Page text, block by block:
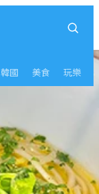
韓國 美食 玩樂